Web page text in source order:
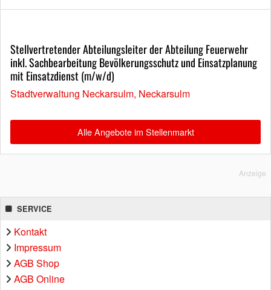
Stellvertretender Abteilungsleiter der Abteilung Feuerwehr
inkl. Sachbearbeitung Bevölkerungsschutz und Einsatzplanung
mit Einsatzdienst (m/w/d)
Stadtverwaltung Neckarsulm, Neckarsulm
Alle Angebote im Stellenmarkt
Anzeige
SERVICE
Kontakt
Impressum
AGB Shop
AGB Online